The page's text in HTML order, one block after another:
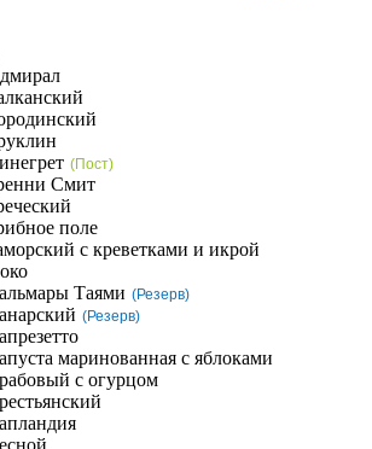
(Пост)
Смит
поле
с креветками и икрой
Таями (Резерв)
(Резерв)
маринованная с яблоками
с огурцом